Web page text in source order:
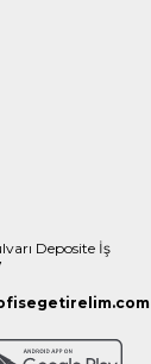
Deposite İş